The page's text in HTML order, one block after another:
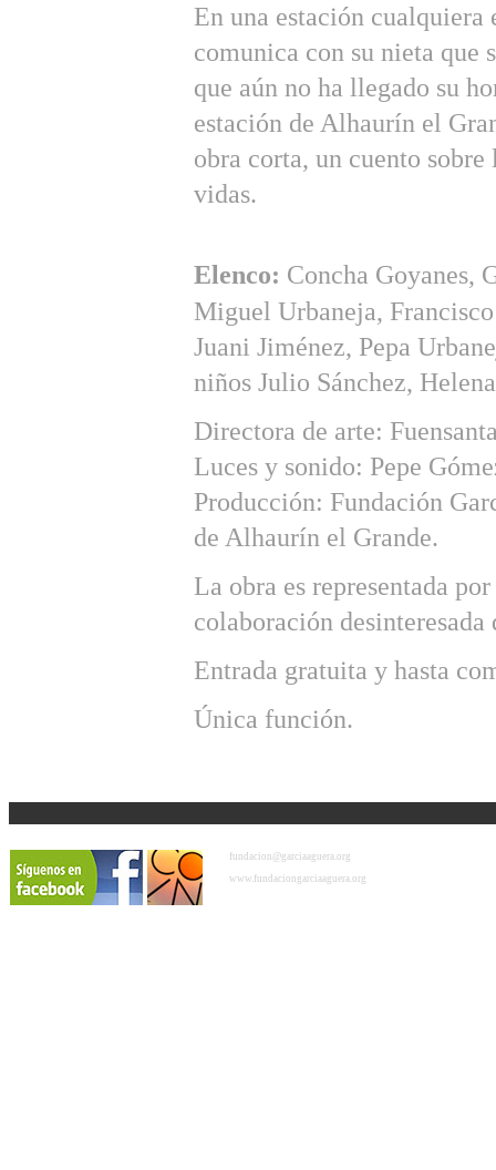
En una estación cualquiera
comunica con su nieta que
que aún no ha llegado su
estación de Alhaurín el
obra corta, un cuento
vidas.
Elenco: Concha Goyanes,
Miguel Urbaneja,
Juani Jiménez, Pepa
niños Julio Sánchez,
Directora de arte:
Luces y sonido: Pepe
Producción: Fundación
de Alhaurín el Grande.
La obra es representada
colaboración
Entrada gratuita y hasta
Única función.
fundacion@garciaaguera.org
www.fundaciongarciaaguera.org